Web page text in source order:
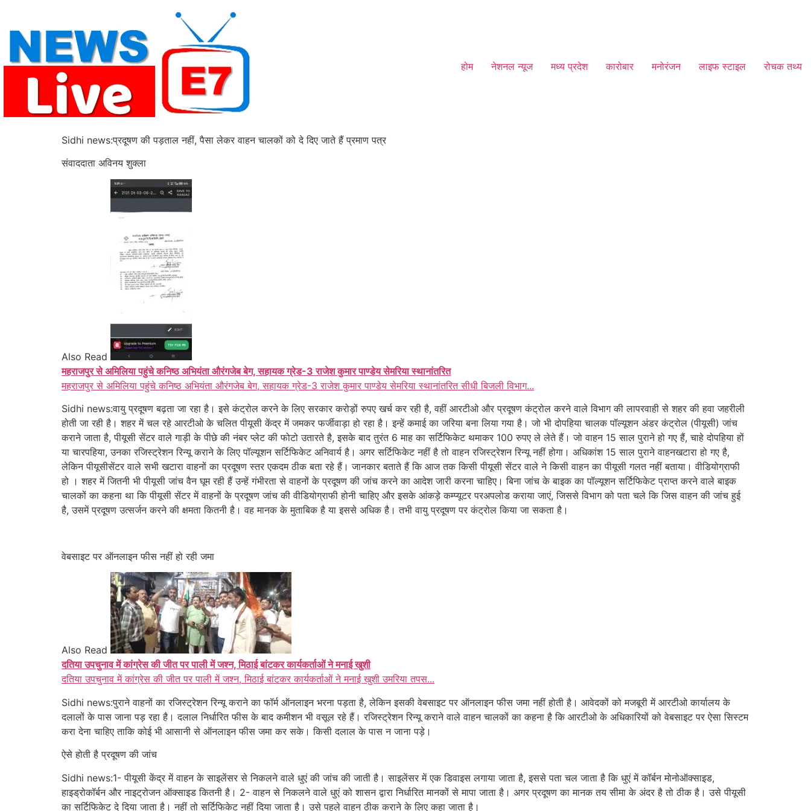
content
होम नेशनल न्यूज मध्य प्रदेश कारोबार मनोरंजन लाइफ स्टाइल रोचक तथ्य
Sidhi news:प्रदूषण की पड़ताल नहीं, पैसा लेकर वाहन चालकों को दे दिए जाते हैं प्रमाण पत्र
संवाददाता अविनय शुक्ला
Also Read
महराजपुर से अमिलिया पहुंचे कनिष्ठ अभियंता औरंगजेब बेग, सहायक ग्रेड-3 राजेश कुमार पाण्डेय सेमरिया स्थानांतरित
महराजपुर से अमिलिया पहुंचे कनिष्ठ अभियंता औरंगजेब बेग, सहायक ग्रेड-3 राजेश कुमार पाण्डेय सेमरिया स्थानांतरित सीधी बिजली विभाग...
Sidhi news:वायु प्रदूषण बढ़ता जा रहा है। इसे कंट्रोल करने के लिए सरकार करोड़ों रुपए खर्च कर रही है, वहीं आरटीओ और प्रदूषण कंट्रोल करने वाले विभाग की लापरवाही से शहर की हवा जहरीली
होती जा रही है। शहर में चल रहे आरटीओ के चलित पीयूसी केंद्र में जमकर फर्जीवाड़ा हो रहा है। इन्हें कमाई का जरिया बना लिया गया है। जो भी दोपहिया चालक पॉल्यूशन अंडर कंट्रोल (पीयूसी) जांच
कराने जाता है, पीयूसी सेंटर वाले गाड़ी के पीछे की नंबर प्लेट की फोटो उतारते है, इसके बाद तुरंत 6 माह का सर्टिफिकेट थमाकर 100 रुपए ले लेते हैं। जो वाहन 15 साल पुराने हो गए हैं, चाहे दोपहिया हों
या चारपहिया, उनका रजिस्ट्रेशन रिन्यू कराने के लिए पॉल्यूशन सर्टिफिकेट अनिवार्य है। अगर सर्टिफिकेट नहीं है तो वाहन रजिस्ट्रेशन रिन्यू नहीं होगा। अधिकांश 15 साल पुराने वाहनखटारा हो गए है,
लेकिन पीयूसीसेंटर वाले सभी खटारा वाहनों का प्रदूषण स्तर एकदम ठीक बता रहे हैं। जानकार बताते हैं कि आज तक किसी पीयूसी सेंटर वाले ने किसी वाहन का पीयूसी गलत नहीं बताया। वीडियोग्राफी
हो । शहर में जितनी भी पीयूसी जांच वैन घूम रही हैं उन्हें गंभीरता से वाहनों के प्रदूषण की जांच करने का आदेश जारी करना चाहिए। बिना जांच के बाइक का पॉल्यूशन सर्टिफिकेट प्राप्त करने वाले बाइक
चालकों का कहना था कि पीयूसी सेंटर में वाहनों के प्रदूषण जांच की वीडियोग्राफी होनी चाहिए और इसके आंकड़े कम्प्यूटर परअपलोड कराया जाएं, जिससे विभाग को पता चले कि जिस वाहन की जांच हुई
है, उसमें प्रदूषण उत्सर्जन करने की क्षमता कितनी है। वह मानक के मुताबिक है या इससे अधिक है। तभी वायु प्रदूषण पर कंट्रोल किया जा सकता है।
वेबसाइट पर ऑनलाइनफीस नहीं हो रही जमा
Also Read
दतिया उपचुनाव में कांग्रेस की जीत पर पाली में जश्न, मिठाई बांटकर कार्यकर्ताओं ने मनाई खुशी
दतिया उपचुनाव में कांग्रेस की जीत पर पाली में जश्न, मिठाई बांटकर कार्यकर्ताओं ने मनाई खुशी उमरिया तपस...
Sidhi news:पुराने वाहनों का रजिस्ट्रेशन रिन्यू कराने का फॉर्म ऑनलाइन भरना पड़ता है, लेकिन इसकी वेबसाइट पर ऑनलाइन फीस जमा नहीं होती है। आवेदकों को मजबूरी में आरटीओ कार्यालय के
दलालों के पास जाना पड़ रहा है। दलाल निर्धारित फीस के बाद कमीशन भी वसूल रहे हैं। रजिस्ट्रेशन रिन्यू कराने वाले वाहन चालकों का कहना है कि आरटीओ के अधिकारियों को वेबसाइट पर ऐसा सिस्टम
करा देना चाहिए ताकि कोई भी आसानी से ऑनलाइन फीस जमा कर सके। किसी दलाल के पास न जाना पड़े।
ऐसे होती है प्रदूषण की जांच
Sidhi news:1- पीयूसी केंद्र में वाहन के साइलेंसर से निकलने वाले धुएं की जांच की जाती है। साइलेंसर में एक डिवाइस लगाया जाता है, इससे पता चल जाता है कि धुएं में कॉर्बन मोनोऑक्साइड,
हाइड्रोकॉर्बन और नाइट्रोजन ऑक्साइड कितनी है। 2- वाहन से निकलने वाले धुएं को शासन द्वारा निर्धारित मानकों से मापा जाता है। अगर प्रदूषण का मानक तय सीमा के अंदर है तो ठीक है। उसे पीयूसी
का सर्टिफिकेट दे दिया जाता है। नहीं तो सर्टिफिकेट नहीं दिया जाता है। उसे पहले वाहन ठीक कराने के लिए कहा जाता है।